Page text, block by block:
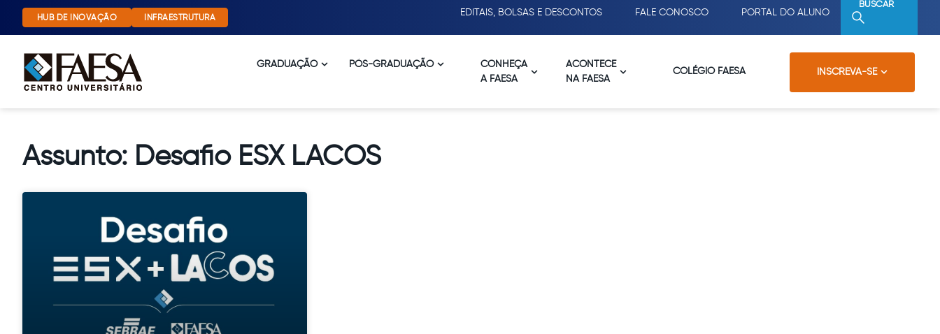
HUB DE INOVAÇÃO INFRAESTRUTURA
EDITAIS, BOLSAS E DESCONTOS FALE CONOSCO PORTAL DO ALUNO
BUSCAR
GRADUAÇÃO PÓS-GRADUAÇÃO
INSCREVA-SE
CONHEÇA
A FAESA
ACONTECE
NA FAESA
COLÉGIO FAESA
Assunto: Desafio ESX LACOS